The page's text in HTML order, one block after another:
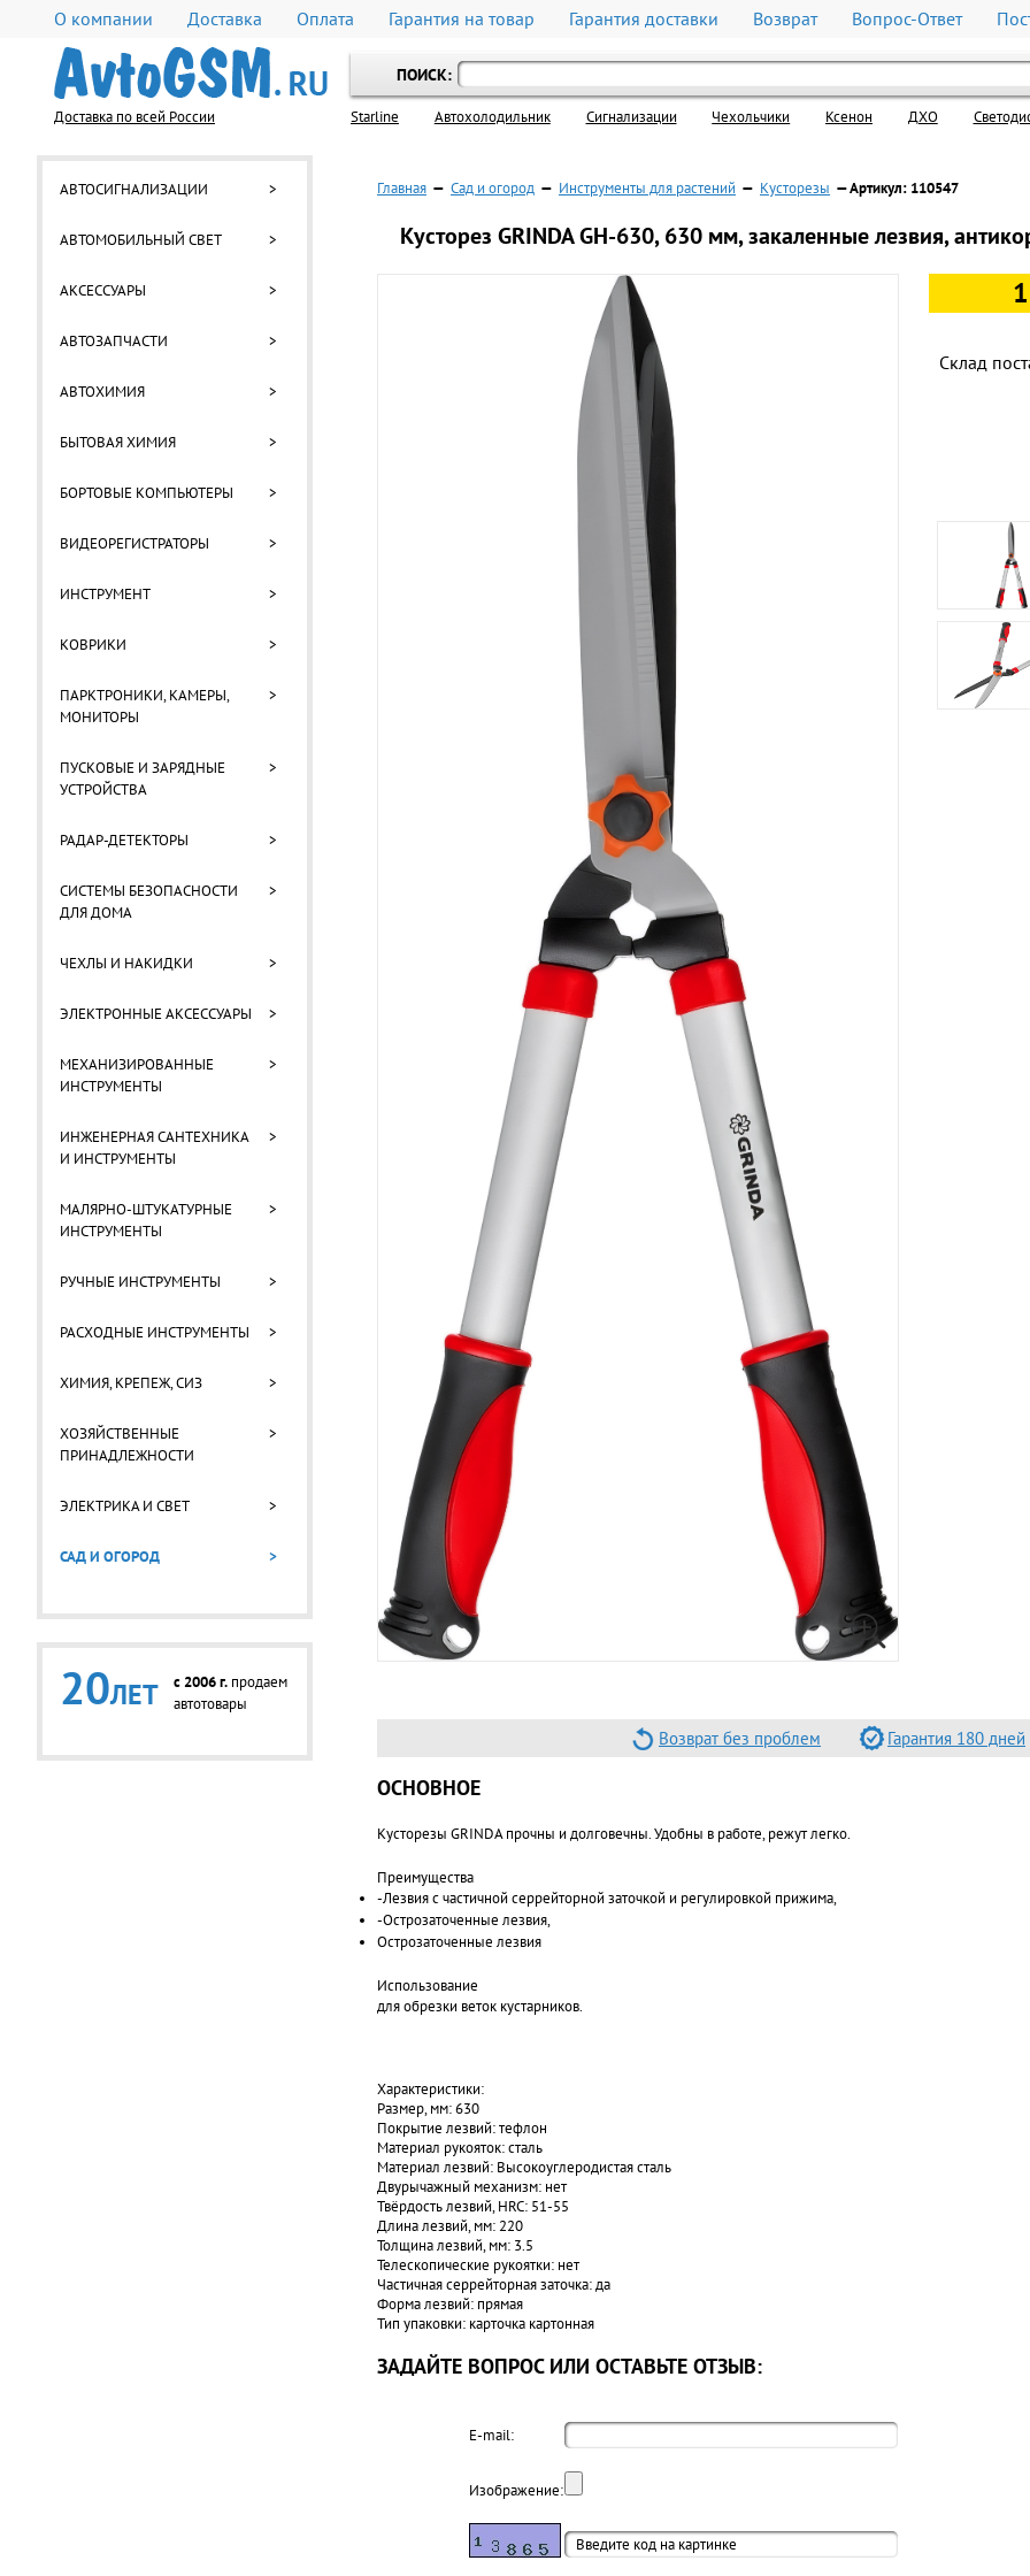
О компании Доставка Оплата Гарантия на товар Гарантия доставки Возврат Вопрос-Ответ
Доставка по всей России
ПОИСК:
Starline Автохолодильник Cигнализации Чехольчики Ксенон ДХО
АВТОСИГНАЛИЗАЦИИ >
АВТОМОБИЛЬНЫЙ СВЕТ >
АКСЕССУАРЫ >
АВТОЗАПЧАСТИ >
АВТОХИМИЯ >
БЫТОВАЯ ХИМИЯ >
БОРТОВЫЕ КОМПЬЮТЕРЫ >
ВИДЕОРЕГИСТРАТОРЫ >
ИНСТРУМЕНТ >
КОВРИКИ >
ПАРКТРОНИКИ, КАМЕРЫ,
МОНИТОРЫ
>
ПУСКОВЫЕ И ЗАРЯДНЫЕ
УСТРОЙСТВА
>
РАДАР-ДЕТЕКТОРЫ >
СИСТЕМЫ БЕЗОПАСНОСТИ
ДЛЯ ДОМА
>
ЧЕХЛЫ И НАКИДКИ >
ЭЛЕКТРОННЫЕ АКСЕССУАРЫ >
МЕХАНИЗИРОВАННЫЕ
ИНСТРУМЕНТЫ
>
ИНЖЕНЕРНАЯ САНТЕХНИКА
И ИНСТРУМЕНТЫ
>
МАЛЯРНО-ШТУКАТУРНЫЕ
ИНСТРУМЕНТЫ
>
РУЧНЫЕ ИНСТРУМЕНТЫ >
РАСХОДНЫЕ ИНСТРУМЕНТЫ >
ХИМИЯ, КРЕПЕЖ, СИЗ >
ХОЗЯЙСТВЕННЫЕ
ПРИНАДЛЕЖНОСТИ
>
ЭЛЕКТРИКА И СВЕТ >
САД И ОГОРОД >
20ЛЕТ c 2006 г. продаем
автотовары
Главная — Сад и огород — Инструменты для растений — Кусторезы — Артикул: 110547
Кусторез GRINDA GH-630, 630 мм, закаленные лезвия,
Склад
Возврат без проблем Гарантия 180 дней
ОСНОВНОЕ
Кусторезы GRINDA прочны и долговечны. Удобны в работе, режут легко.
Преимущества
-Лезвия с частичной серрейторной заточкой и регулировкой прижима,
-Острозаточенные лезвия,
Острозаточенные лезвия
Использование
для обрезки веток кустарников.
Характеристики:
Размер, мм: 630
Покрытие лезвий: тефлон
Материал рукояток: сталь
Материал лезвий: Высокоуглеродистая сталь
Двурычажный механизм: нет
Твёрдость лезвий, HRC: 51-55
Длина лезвий, мм: 220
Толщина лезвий, мм: 3.5
Телескопические рукоятки: нет
Частичная серрейторная заточка: да
Форма лезвий: прямая
Тип упаковки: карточка картонная
ЗАДАЙТЕ ВОПРОС ИЛИ ОСТАВЬТЕ ОТЗЫВ:
E-mail:
Изображение: